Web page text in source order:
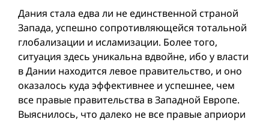
Дания стала едва ли не единственной страной
Запада, успешно сопротивляющейся тотальной
глобализации и исламизации. Более того,
ситуация здесь уникальна вдвой­не, ибо у власти
в Дании находится левое правительство, и оно
оказалось куда эффективнее и успешнее, чем
все правые правительства в Западной Европе.
Выяснилось, что далеко не все правые априори